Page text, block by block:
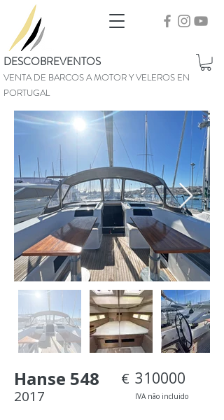
DESCOBREVENTOS
VENTA DE BARCOS A MOTOR Y VELEROS EN
PORTUGAL
Hanse 548
2017
€ 310000
IVA não incluido